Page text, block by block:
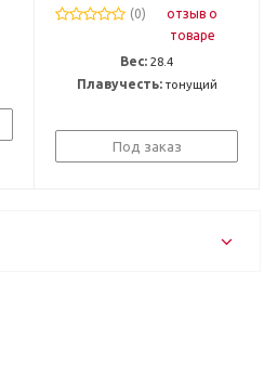
(0)
отзыв о
товаре
Вес: 28.4
Плавучесть: тонущий
Под заказ